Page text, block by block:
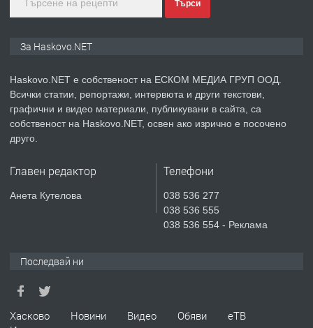
преди 5 дни
ПРЕДЛАГА
Продавам парцел в гр. Хасково кв.
СГЛОБЯВАНЕ НА МЕБЕЛИ.
ПРЕДЛАГА
№4119 Едностаен обзаведен
Търси
За Haskovo.NET
Haskovo.NET е собственост на ЕСКОМ МЕДИА ГРУП ООД.
Всички статии, репортажи, интервюта и други текстови,
графични и видео материали, публикувани в сайта, са
собственост на Haskovo.NET, освен ако изрично е посочено
друго.
Главен редактор
Анета Кутелова
Телефони
038 536 277
038 536 555
038 536 554 - Реклама
Последвай ни
Хасково Новини Видео Обяви
еТВ